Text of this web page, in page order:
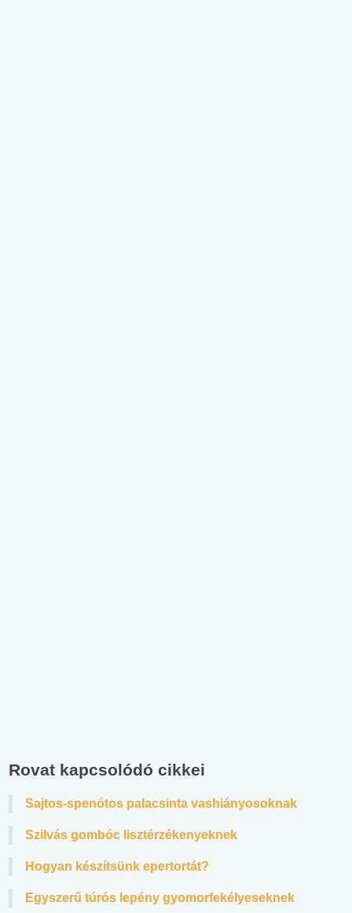
Rovat kapcsolódó cikkei
Sajtos-spenótos palacsinta vashiányosoknak
Szilvás gombóc lisztérzékenyeknek
Hogyan készítsünk epertortát?
Egyszerű túrós lepény gyomorfekélyeseknek